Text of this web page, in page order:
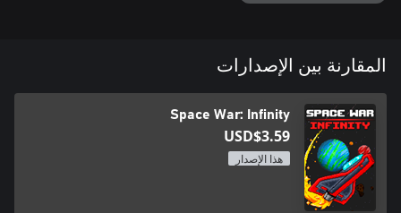
المقارنة بين الإصدارات
Space War: Infinity
USD$3.59
هذا الإصدار